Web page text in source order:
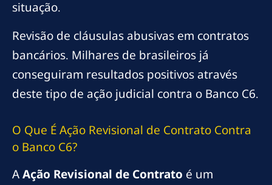
situação.
Revisão de cláusulas abusivas em contratos
bancários. Milhares de brasileiros já
conseguiram resultados positivos através
deste tipo de ação judicial contra o Banco C6.
O Que É Ação Revisional de Contrato Contra
o Banco C6?
AAção Revisional de Contrato é um